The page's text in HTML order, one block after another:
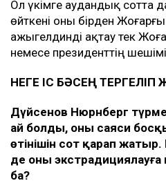
Ол үкімге аудандық сотта
өйткені оны бірден
Қажыгелдинді ақтау тек
немесе президенттің
НЕГЕ ІС БӘСЕҢ ТЕРГЕЛІП
Дүйсенов Нюрнберг
ай болды, оны саяси
өтінішін сот қарап
де оны
ба?